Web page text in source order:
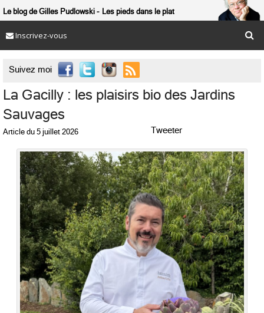
Le blog de Gilles Pudlowski Les pieds dans le plat
Inscrivez-vous
Suivez moi 
La Gacilly : les plaisirs bio des Jardins
Sauvages
Article du 5 juillet 2026 Tweeter